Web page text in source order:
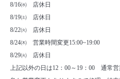
8/16㈬ 店休日
8/19㈯ 店休日
8/22㈫ 店休日
8/24㈭ 営業時間変更15:00~19:00
8/29㈫ 店休日
上記以外の日は12：00～19：00 通常営